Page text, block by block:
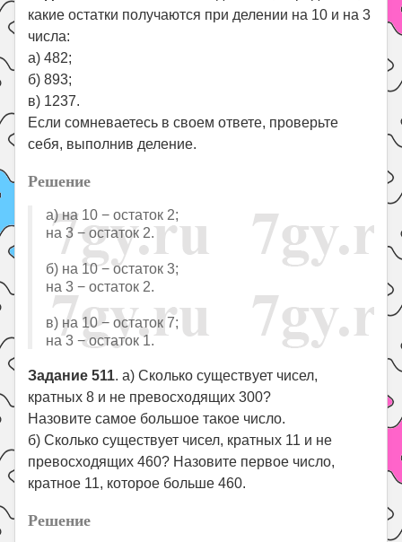
какие остатки получаются при делении на 10 и на 3
числа:
а) 482;
б) 893;
в) 1237.
Если сомневаетесь в своем ответе, проверьте
себя, выполнив деление.
Решение
а) на 10 − остаток 2;
на 3 − остаток 2.
б) на 10 − остаток 3;
на 3 − остаток 2.
в) на 10 − остаток 7;
на 3 − остаток 1.
Задание 511. а) Сколько существует чисел,
кратных 8 и не превосходящих 300?
Назовите самое большое такое число.
б) Сколько существует чисел, кратных 11 и не
превосходящих 460? Назовите первое число,
кратное 11, которое больше 460.
Решение